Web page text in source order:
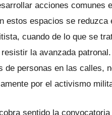
acciones comunes
estos espacios se
cuando de lo que se
la avanzada
de personas en las calles,
por el activismo
sentido la